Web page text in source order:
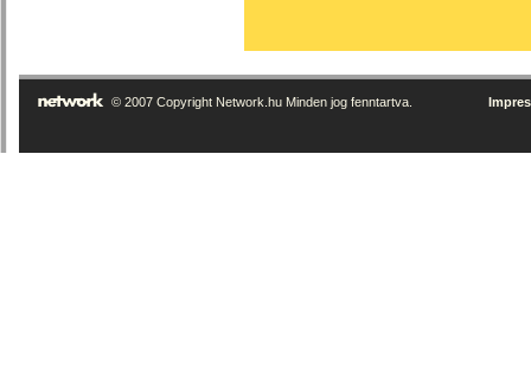
© 2007 Copyright Network.hu Minden jog fenntartva.